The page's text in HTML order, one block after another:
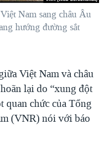
VIỆT NAM
VIỆT NAM
TRỘM HẢI SÂM
TỪ NÔNG THÔN MỸ
Nam sang châu Âu
hướng đường sắt
Việt Nam và châu
lại do “xung đột
quan chức của Tổng
(VNR) nói với báo